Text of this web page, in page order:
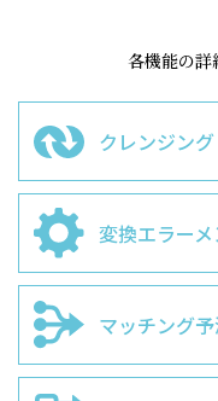
各機能の詳
クレンジング
変換エラー
マッチング